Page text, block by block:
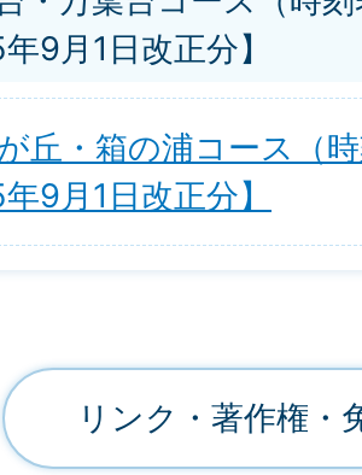
年9月1日改正分】
丘・箱の浦コース（
年9月1日改正分】
リンク・著作権・